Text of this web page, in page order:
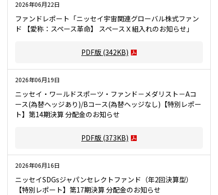
2026年06月22日
ファンドレポート「ニッセイ宇宙関連グローバル株式ファン
ド 【愛称：スペース革命】 スペースＸ組入れのお知らせ」
PDF版 (342KB)
2026年06月19日
ニッセイ・ワールドスポーツ・ファンド－メダリスト－Aコ
ース(為替ヘッジあり)/Bコース(為替ヘッジなし)【特別レポー
ト】第14期決算 分配金のお知らせ
PDF版 (373KB)
2026年06月16日
ニッセイSDGsジャパンセレクトファンド（年2回決算型）
【特別レポート】第17期決算 分配金のお知らせ